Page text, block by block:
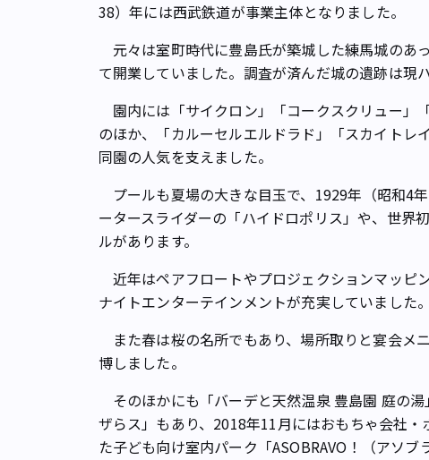
38）年には西武鉄道が事業主体となりました。
元々は室町時代に豊島氏が築城した練馬城のあ
て開業していました。調査が済んだ城の遺跡は現
園内には「サイクロン」「コークスクリュー」
のほか、「カルーセルエルドラド」「スカイトレ
同園の人気を支えました。
プールも夏場の大きな目玉で、1929年（昭和4
ータースライダーの「ハイドロポリス」や、世界
ルがあります。
近年はペアフロートやプロジェクションマッピ
ナイトエンターテインメントが充実していました。
また春は桜の名所でもあり、場所取りと宴会メ
博しました。
そのほかにも「バーデと天然温泉 豊島園 庭の
ザらス」もあり、2018年11月にはおもちゃ会社
た子ども向け室内パーク「ASOBRAVO！（アソ